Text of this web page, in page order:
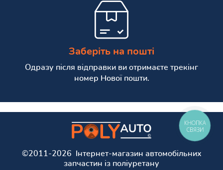
Заберіть на пошті
Одразу після відправки ви отримаєте трекінг
номер Нової пошти.
©2011-2026 Інтернет-магазин автомобільних
запчастин із поліуретану
КНОПКА
СВЯЗИ